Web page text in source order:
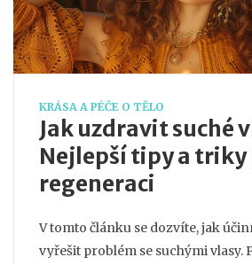
KRÁSA A PÉČE O TĚLO
Jak uzdravit suché
Nejlepší tipy a triky
regeneraci
V tomto článku se dozvíte, jak
vyřešit problém se suchými vlasy.